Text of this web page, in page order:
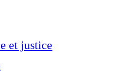
et justice